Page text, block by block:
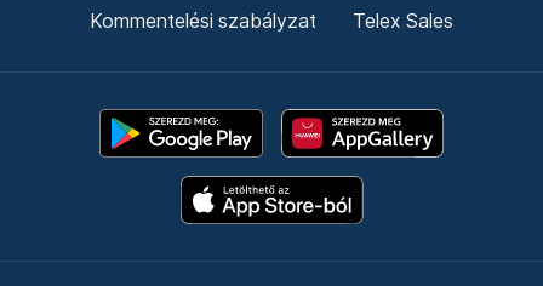
Kommentelési szabályzat Telex Sales